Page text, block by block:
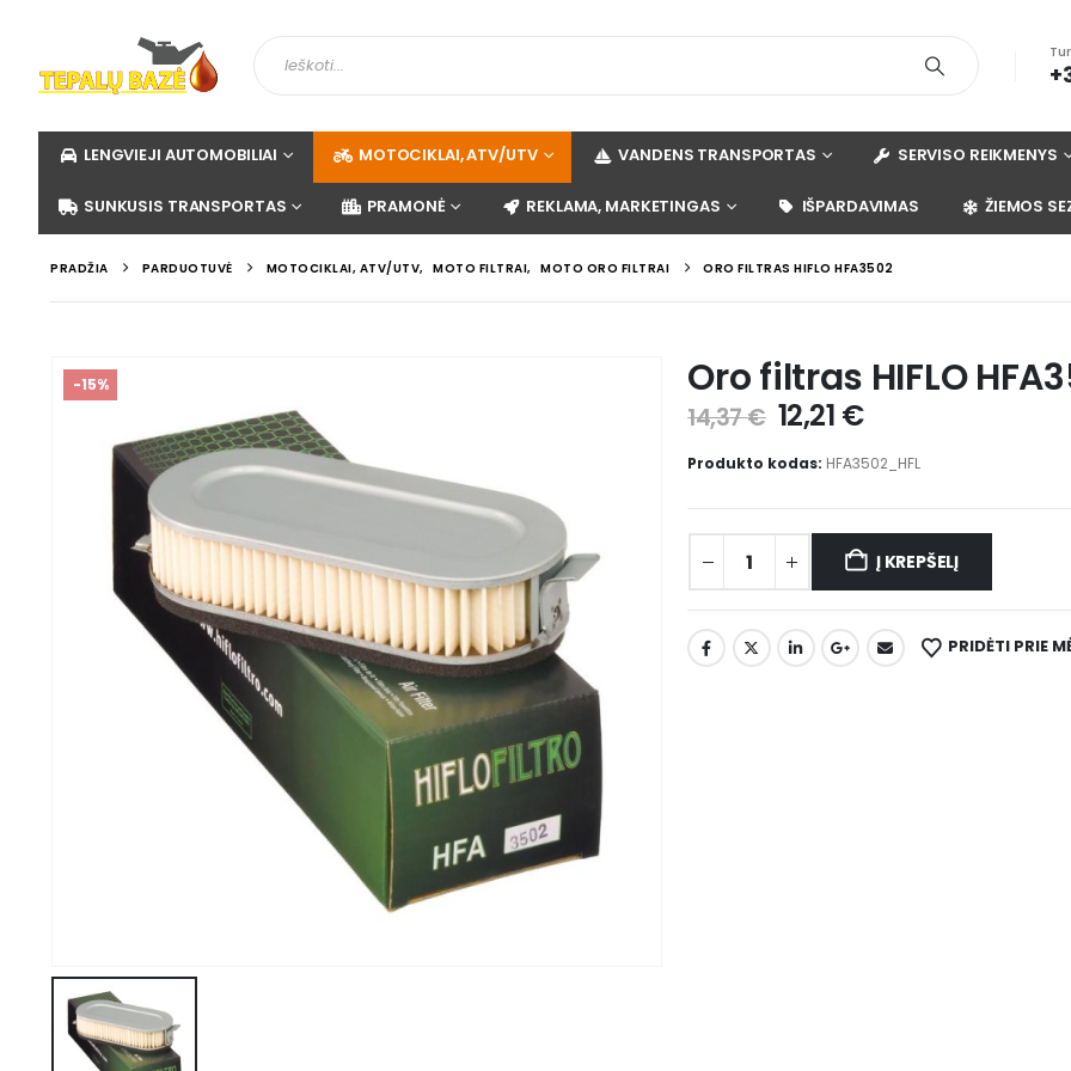
LENGVIEJI AUTOMOBILIAI MOTOCIKLAI, ATV/UTV VANDENS TRANSPORTAS SERVISO REIKMENYS
SUNKUSIS TRANSPORTAS PRAMONĖ REKLAMA, MARKETINGAS IŠPARDAVIMAS ŽIEMOS
PRADŽIA PARDUOTUVĖ MOTOCIKLAI, ATV/UTV, MOTO FILTRAI, MOTO ORO FILTRAI ORO FILTRAS HIFLO HFA3502
-15% Oro filtras HIFLO
14,37€ 12,21 €
Produkto kodas: HFA3502_HFL
Į KREPŠELĮ
PRIDĖTI PRIE